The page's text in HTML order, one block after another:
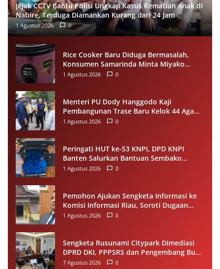
Jejak CCTV Bantu Polisi Ungkap Kasus Kematian Anak di
Nabire, Terduga Diamankan Kurang dari 24 Jam
1 Agustus 2026 0
Rice Cooker Baru Diduga Bermasalah,
Konsumen Samarinda Minta Miyako
Lakukan Evaluasi
1 Agustus 2026 0
Menteri PU Dody Hanggodo Kaji
Pembangunan Trase Baru Kelok 44 Agam
Usai Longsor, Utamakan Keselamatan
1 Agustus 2026 0
Peringati HUT ke-53 KNPI, DPD KNPI
Banten Salurkan Bantuan Sembako
Melalui Pemuda Berdampak
1 Agustus 2026 0
Pemohon Ajukan Sengketa Informasi ke
Komisi Informasi Riau, Soroti Dugaan
Tidak Ditanggapinya Permohonan ke
1 Agustus 2026 0
Sengketa Rusunami Citypark Dimediasi
DPRD DKI, PPPSRS dan Pengembang Buka
Peluang Damai
7 Agustus 2026 0